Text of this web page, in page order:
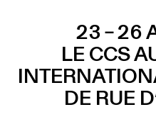
23 – 26
LE CCS
DE RUE